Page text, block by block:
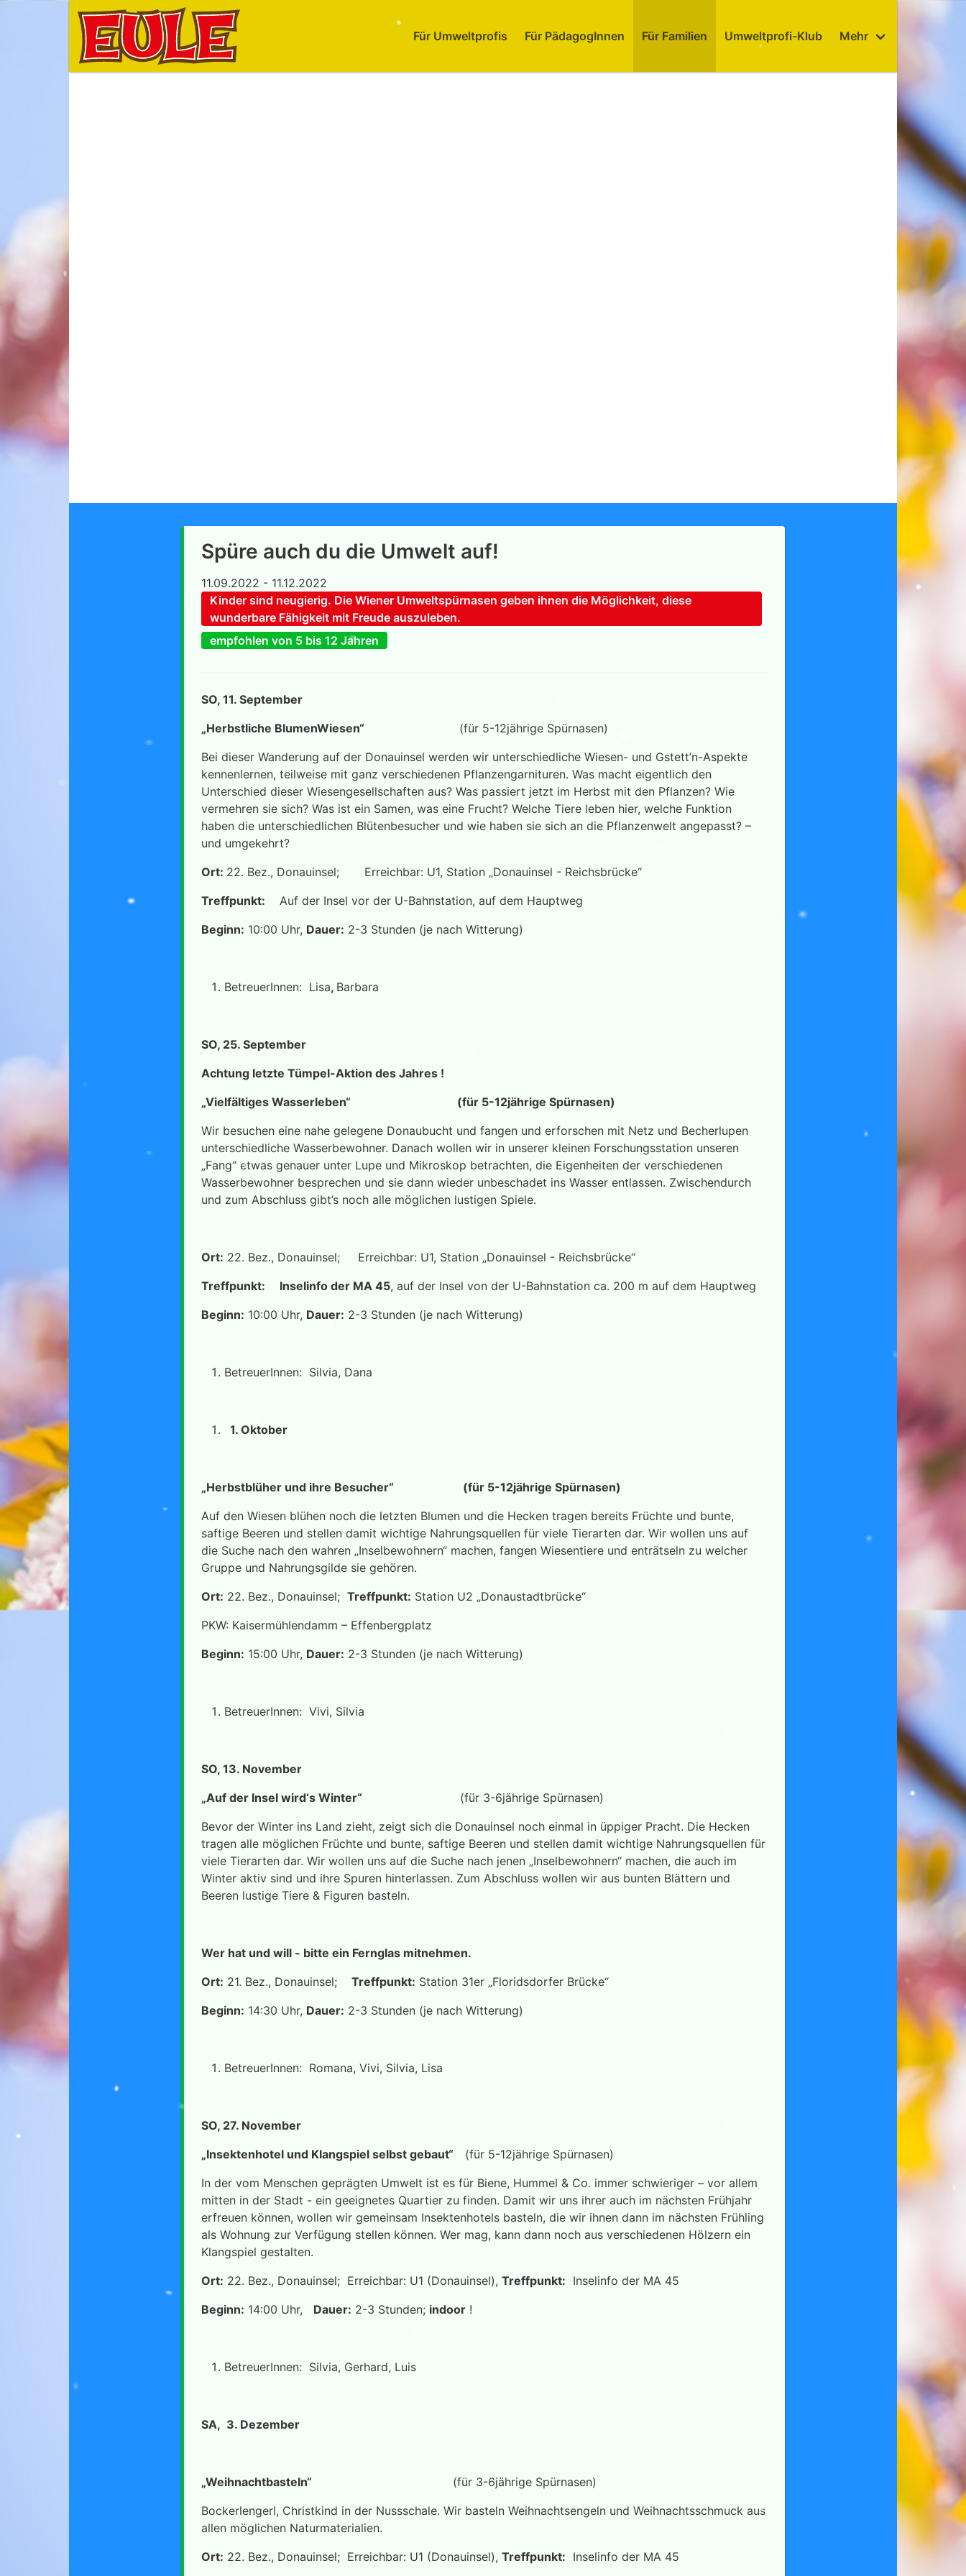
Für Umweltprofis Für PädagogInnen Für Familien Umweltprofi-Klub Mehr
Spüre auch du die Umwelt auf!
11.09.2022 - 11.12.2022
Kinder sind neugierig. Die Wiener Umweltspürnasen geben ihnen die Möglichkeit, diese
wunderbare Fähigkeit mit Freude auszuleben.
empfohlen von 5 bis 12 Jahren
SO, 11. September
„Herbstliche BlumenWiesen“ (für 5-12jährige Spürnasen)
Bei dieser Wanderung auf der Donauinsel werden wir unterschiedliche Wiesen- und Gstett’n-Aspekte
kennenlernen, teilweise mit ganz verschiedenen Pflanzengarnituren. Was macht eigentlich den
Unterschied dieser Wiesengesellschaften aus? Was passiert jetzt im Herbst mit den Pflanzen? Wie
vermehren sie sich? Was ist ein Samen, was eine Frucht? Welche Tiere leben hier, welche Funktion
haben die unterschiedlichen Blütenbesucher und wie haben sie sich an die Pflanzenwelt angepasst? –
und umgekehrt?
Ort: 22. Bez., Donauinsel; Erreichbar: U1, Station „Donauinsel - Reichsbrücke“
Treffpunkt: Auf der Insel vor der U-Bahnstation, auf dem Hauptweg
Beginn: 10:00 Uhr, Dauer: 2-3 Stunden (je nach Witterung)
BetreuerInnen: Lisa, Barbara
SO, 25. September
Achtung letzte Tümpel-Aktion des Jahres !
„Vielfältiges Wasserleben“ (für 5-12jährige Spürnasen)
Wir besuchen eine nahe gelegene Donaubucht und fangen und erforschen mit Netz und Becherlupen
unterschiedliche Wasserbewohner. Danach wollen wir in unserer kleinen Forschungsstation unseren
„Fang“ etwas genauer unter Lupe und Mikroskop betrachten, die Eigenheiten der verschiedenen
Wasserbewohner besprechen und sie dann wieder unbeschadet ins Wasser entlassen. Zwischendurch
und zum Abschluss gibt’s noch alle möglichen lustigen Spiele.
Ort: 22. Bez., Donauinsel; Erreichbar: U1, Station „Donauinsel - Reichsbrücke“
Treffpunkt:
Inselinfo der MA 45, auf der Insel von der U-Bahnstation ca. 200 m auf dem Hauptweg
Beginn: 10:00 Uhr, Dauer: 2-3 Stunden (je nach Witterung)
BetreuerInnen: Silvia, Dana
1. Oktober
„Herbstblüher und ihre Besucher“ (für 5-12jährige Spürnasen)
Auf den Wiesen blühen noch die letzten Blumen und die Hecken tragen bereits Früchte und bunte,
saftige Beeren und stellen damit wichtige Nahrungsquellen für viele Tierarten dar. Wir wollen uns auf
die Suche nach den wahren „Inselbewohnern“ machen, fangen Wiesentiere und enträtseln zu welcher
Gruppe und Nahrungsgilde sie gehören.
Ort: 22. Bez., Donauinsel; Treffpunkt: Station U2 „Donaustadtbrücke“
PKW: Kaisermühlendamm – Effenbergplatz
Beginn: 15:00 Uhr, Dauer: 2-3 Stunden (je nach Witterung)
BetreuerInnen: Vivi, Silvia
SO, 13. November
„Auf der Insel wird‘s Winter“ (für 3-6jährige Spürnasen)
Bevor der Winter ins Land zieht, zeigt sich die Donauinsel noch einmal in üppiger Pracht. Die Hecken
tragen alle möglichen Früchte und bunte, saftige Beeren und stellen damit wichtige Nahrungsquellen für
viele Tierarten dar. Wir wollen uns auf die Suche nach jenen „Inselbewohnern“ machen, die auch im
Winter aktiv sind und ihre Spuren hinterlassen. Zum Abschluss wollen wir aus bunten Blättern und
Beeren lustige Tiere & Figuren basteln.
Wer hat und will - bitte ein Fernglas mitnehmen.
Ort: 21. Bez., Donauinsel; Treffpunkt: Station 31er „Floridsdorfer Brücke“
Beginn: 14:30 Uhr, Dauer: 2-3 Stunden (je nach Witterung)
BetreuerInnen: Romana, Vivi, Silvia, Lisa
SO, 27. November
„Insektenhotel und Klangspiel selbst gebaut“ (für 5-12jährige Spürnasen)
In der vom Menschen geprägten Umwelt ist es für Biene, Hummel & Co. immer schwieriger – vor allem
mitten in der Stadt - ein geeignetes Quartier zu finden. Damit wir uns ihrer auch im nächsten Frühjahr
erfreuen können, wollen wir gemeinsam Insektenhotels basteln, die wir ihnen dann im nächsten Frühling
als Wohnung zur Verfügung stellen können. Wer mag, kann dann noch aus verschiedenen Hölzern ein
Klangspiel gestalten.
Ort: 22. Bez., Donauinsel; Erreichbar: U1 (Donauinsel), Treffpunkt: Inselinfo der MA 45
Beginn: 14:00 Uhr, Dauer: 2-3 Stunden; indoor !
BetreuerInnen: Silvia, Gerhard, Luis
SA, 3. Dezember
„Weihnachtbasteln“ (für 3-6jährige Spürnasen)
Bockerlengerl, Christkind in der Nussschale. Wir basteln Weihnachtsengeln und Weihnachtsschmuck aus
allen möglichen Naturmaterialien.
Ort: 22. Bez., Donauinsel; Erreichbar: U1 (Donauinsel), Treffpunkt: Inselinfo der MA 45